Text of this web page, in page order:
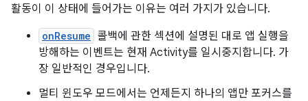
활동이 이 상태에 들어가는 이유는 여러 가지가 있습니다.
onResume 콜백에 관한 섹션에 설명된 대로 앱 실행을
방해하는 이벤트는 현재 Activity를 일시중지합니다. 가
장 일반적인 경우입니다.
멀티 윈도우 모드에서는 언제든지 하나의 앱만 포커스를